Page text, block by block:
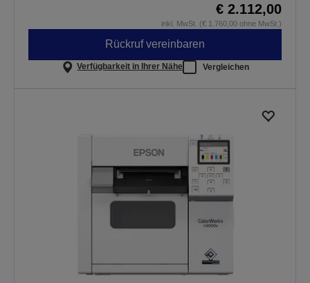
€ 2.112,00
inkl. MwSt. (€ 1.760,00 ohne MwSt.)
Rückruf vereinbaren
Verfügbarkeit in Ihrer Nähe Vergleichen